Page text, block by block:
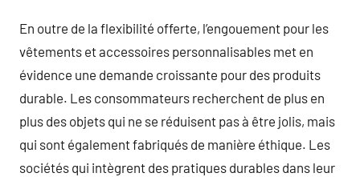
En outre de la flexibilité offerte, l’engouement pour les
vêtements et accessoires personnalisables met en
évidence une demande croissante pour des produits
durable. Les consommateurs recherchent de plus en
plus des objets qui ne se réduisent pas à être jolis, mais
qui sont également fabriqués de manière éthique. Les
sociétés qui intègrent des pratiques durables dans leur